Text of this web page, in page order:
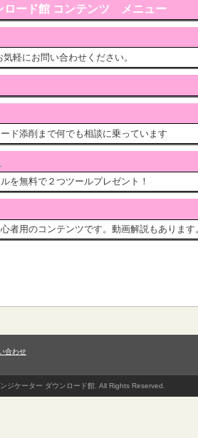
ロード館 コンテンツ メニュー
軽にお問い合わせください。
ド添削まで何でも相談に乗っています
を無料で２つツールプレゼント！
者用のコンテンツです。動画解説もあります
合わせ
ジケーター ダウンロード館. All Rights Reserved.